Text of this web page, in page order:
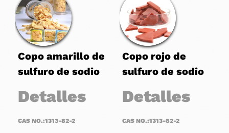
Copo amarillo de
sulfuro de sodio
Detalles
CAS NO.:1313-82-2
Copo rojo de
sulfuro de sodio
Detalles
CAS NO.:1313-82-2